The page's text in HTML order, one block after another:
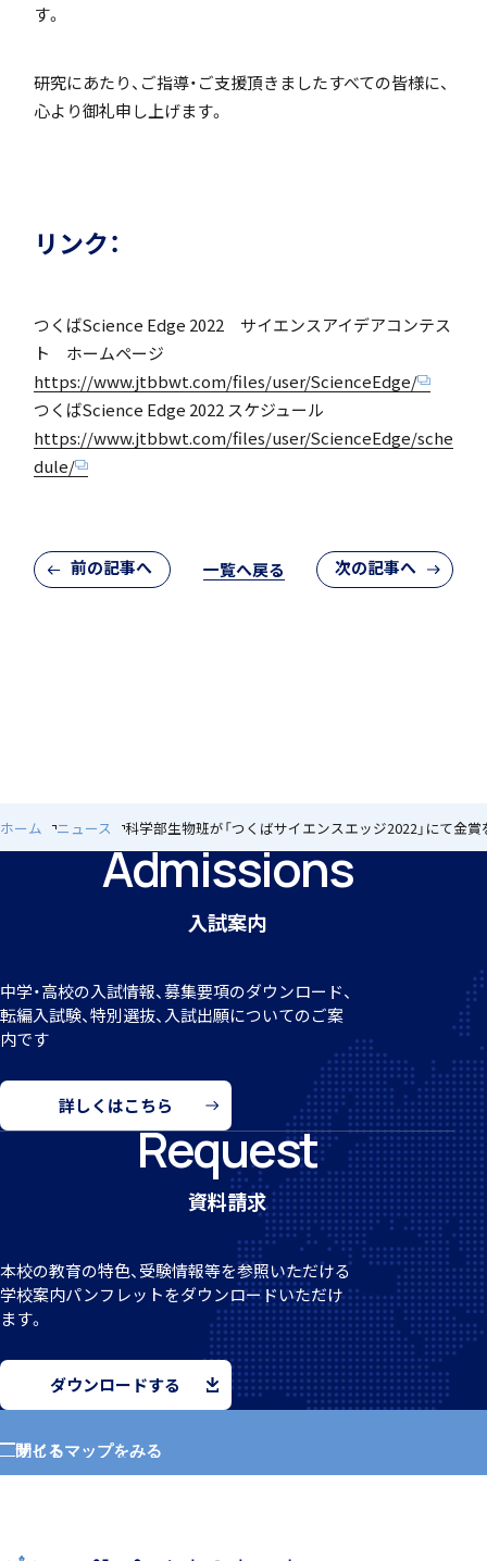
す。
研究にあたり、ご指導・ご支援頂きましたすべての皆様に、
心より御礼申し上げます。
リンク：
つくばScience Edge 2022 サイエンスアイデアコンテス
ト ホームページ
https://www.jtbbwt.com/files/user/ScienceEdge/
つくばScience Edge 2022 スケジュール
https://www.jtbbwt.com/files/user/ScienceEdge/sche
dule/
前の記事へ 一覧へ戻る 次の記事へ
ホーム ニュース 科学部生物班が「つくばサイエンスエッジ2022」にて金賞
Admissions
入試案内
中学・高校の入試情報、募集要項のダウンロード、
転編入試験、特別選抜、入試出願についてのご案
内です
詳しくはこちら
Request
資料請求
本校の教育の特色、受験情報等を参照いただける
学校案内パンフレットをダウンロードいただけ
ます。
ダウンロードする
サイトマップをみる
閉じる
国際バカロレア（IB）クラス
国内・海外研修旅行
キャンプ
クラブ活動
MEIKEI ART GALLERY
国際教育
閉じる